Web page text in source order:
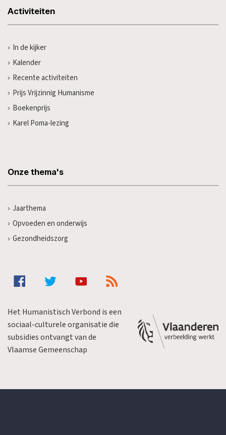
Activiteiten
In de kijker
Kalender
Recente activiteiten
Prijs Vrijzinnig Humanisme
Boekenprijs
Karel Poma-lezing
Onze thema's
Jaarthema
Opvoeden en onderwijs
Gezondheidszorg
Het Humanistisch Verbond is een
sociaal-culturele organisatie die
subsidies ontvangt van de
Vlaamse Gemeenschap